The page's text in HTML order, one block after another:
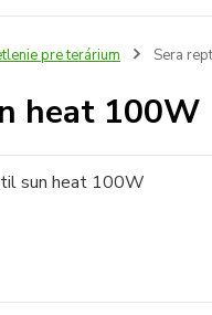
pre terárium Sera
heat 100W